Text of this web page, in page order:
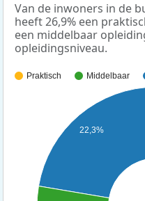
Van de inwoners in de
heeft 26,9% een
een middelbaar
opleidingsniveau.
Praktisch Middelbaar
22,3%